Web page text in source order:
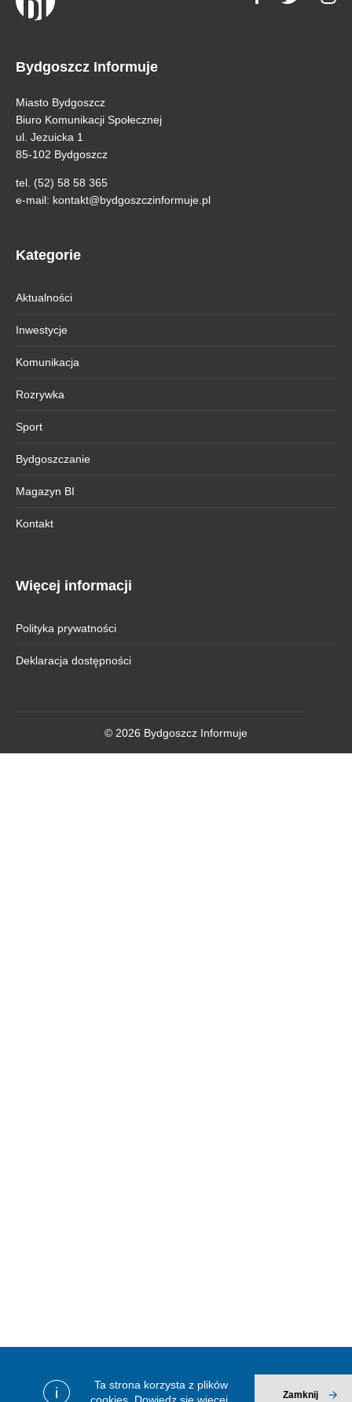
i
Ta strona korzysta z plików
Zamknij
Bydgoszcz Informuje
Miasto Bydgoszcz
Biuro Komunikacji Społecznej
ul. Jezuicka 1
85-102 Bydgoszcz
tel. (52) 58 58 365
e-mail: kontakt@bydgoszczinformuje.pl
Kategorie
Aktualności
Inwestycje
Komunikacja
Rozrywka
Sport
Bydgoszczanie
Magazyn BI
Kontakt
Więcej informacji
Polityka prywatności
Deklaracja dostępności
© 2026 Bydgoszcz Informuje